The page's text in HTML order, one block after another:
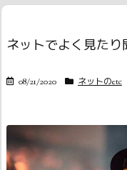
ネットでよく見た
08/21/2020 ネットのetc